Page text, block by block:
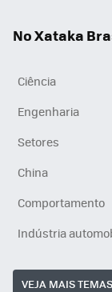
No Xataka
Ciência
Engenharia
Setores
China
Comportamento
Indústria
VEJA MAIS TEMAS